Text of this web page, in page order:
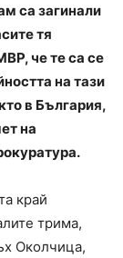
са загинали
тя
че те са се
на тази
в България,
на
край
трима,
Околчица,